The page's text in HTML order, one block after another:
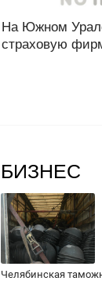
На Южном
страховую
БИЗНЕС
Челябинская